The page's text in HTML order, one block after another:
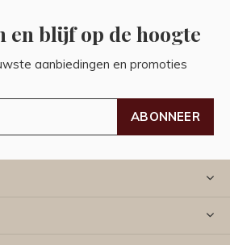
en blijf op de hoogte
aanbiedingen en promoties
ABONNEER